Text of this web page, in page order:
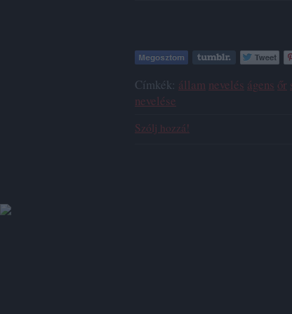
Címkék: állam nevelés ágens őr
nevelése
Szólj hozzá!